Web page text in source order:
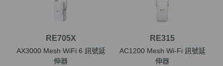
RE705X
AX3000 Mesh WiFi 6 訊號延
伸器
RE315
AC1200 Mesh Wi-Fi 訊號延
伸器